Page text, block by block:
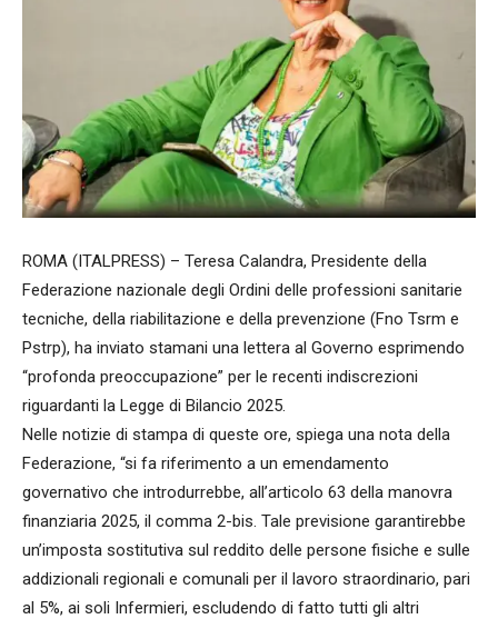
ROMA (ITALPRESS) – Teresa Calandra, Presidente della
Federazione nazionale degli Ordini delle professioni sanitarie
tecniche, della riabilitazione e della prevenzione (Fno Tsrm e
Pstrp), ha inviato stamani una lettera al Governo esprimendo
“profonda preoccupazione” per le recenti indiscrezioni
riguardanti la Legge di Bilancio 2025.
Nelle notizie di stampa di queste ore, spiega una nota della
Federazione, “si fa riferimento a un emendamento
governativo che introdurrebbe, all’articolo 63 della manovra
finanziaria 2025, il comma 2-bis. Tale previsione garantirebbe
un’imposta sostitutiva sul reddito delle persone fisiche e sulle
addizionali regionali e comunali per il lavoro straordinario, pari
al 5%, ai soli Infermieri, escludendo di fatto tutti gli altri